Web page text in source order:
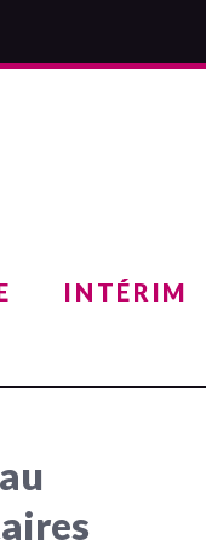
INTÉRIM